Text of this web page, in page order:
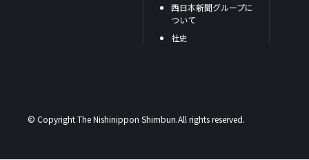
西日本新聞グループに
ついて
社史
© Copyright The Nishinippon Shimbun.All rights reserved.